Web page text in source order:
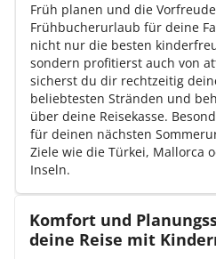
Früh planen und die
Frühbucherurlaub für deine
nicht nur die besten
sondern profitierst auch von
sicherst du dir rechtzeitig
beliebtesten Stränden und
über deine Reisekasse.
für deinen nächsten
Ziele wie die Türkei, Mallorca
Inseln.
Komfort und
deine Reise mit